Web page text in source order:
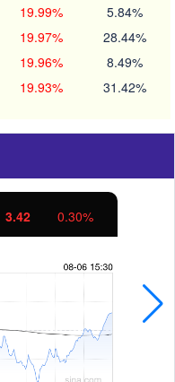
19.99% 5.84%
19.97% 28.44%
19.96% 8.49%
19.93% 31.42%
3.42 0.30%